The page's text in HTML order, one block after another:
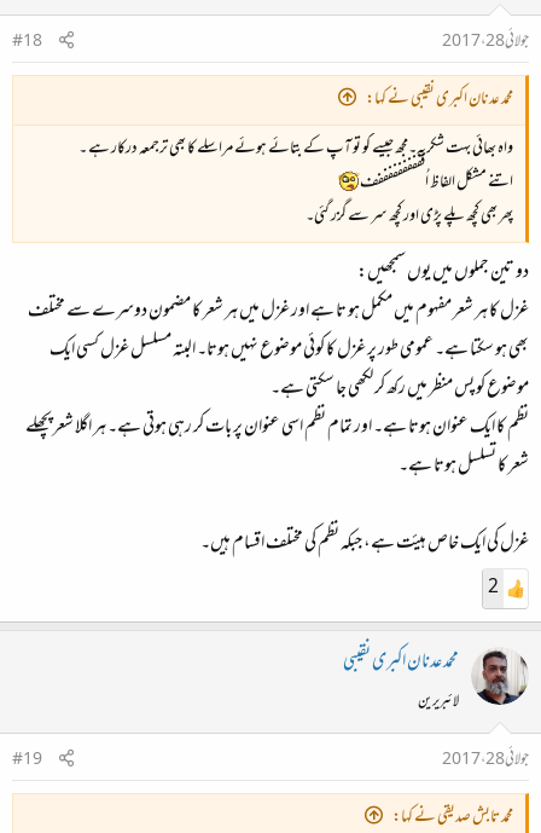
جولائی 28، 2017
#18
محمد عدنان اکبری نقیبی نے کہا:
واہ بھائی بہت شکریہ۔مجھ جیسے کو تو آپ کے بتائے ہوئے مراسلے کا بھی ترجمعہ درکار ہے ۔
اتنے مشکل الفاظ اُففففففففففف
پھر بھی کچھ پلے پڑی اور کچھ سر سے گزر گئی۔
دو تین جملوں میں یوں سمجھیں:
غزل کا ہر شعر مفہوم میں مکمل ہو تا ہے اور غزل میں ہر شعر کا مضمون دوسرے سے مختلف
بھی ہو سکتا ہے۔ عمومی طور پر غزل کا کوئی موضوع نہیں ہوتا۔ البتہ مسلسل غزل کسی ایک
موضوع کو پس منظر میں رکھ کر لکھی جا سکتی ہے۔
نظم کا ایک عنوان ہوتا ہے۔ اور تمام نظم اسی عنوان پر بات کر رہی ہوتی ہے۔ ہر اگلا شعر پچھلے
شعر کا تسلسل ہوتا ہے۔
غزل کی ایک خاص ہیئت ہے، جبکہ نظم کی مختلف اقسام ہیں۔
2
محمد عدنان اکبری نقیبی
لائبریرین
جولائی 28، 2017
#19
محمد تابش صدیقی نے کہا: